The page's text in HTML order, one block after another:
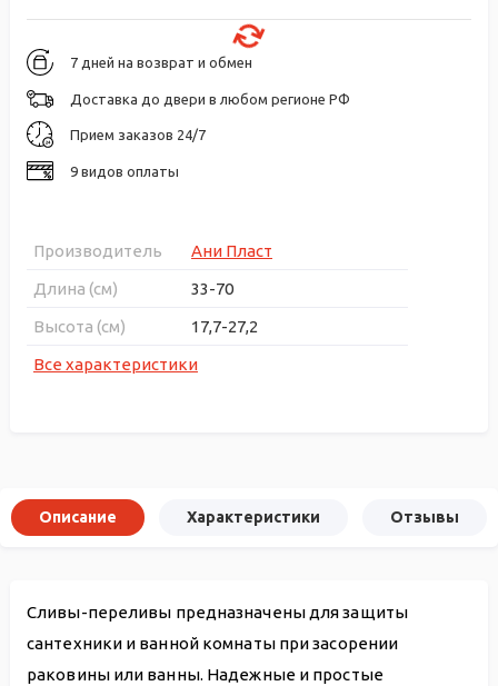
7 дней на возврат и обмен
Доставка до двери в любом регионе РФ
Прием заказов 24/7
9 видов оплаты
Производитель
Ани Пласт
Длина (см)
33-70
Высота (см)
17,7-27,2
Все характеристики
Описание Характеристики Отзывы
Сливы-переливы предназначены для защиты
сантехники и ванной комнаты при засорении
раковины или ванны. Надежные и простые